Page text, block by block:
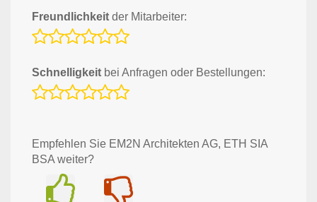
Freundlichkeit der Mitarbeiter:
Schnelligkeit bei Anfragen oder Bestellungen:
Empfehlen Sie EM2N Architekten AG, ETH SIA
BSA weiter?